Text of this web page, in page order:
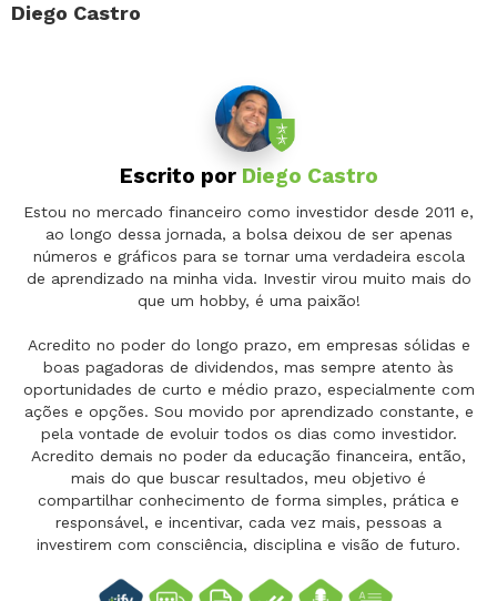
Diego Castro
Escrito por Diego Castro
Estou no mercado financeiro como investidor desde 2011 e,
ao longo dessa jornada, a bolsa deixou de ser apenas
números e gráficos para se tornar uma verdadeira escola
de aprendizado na minha vida. Investir virou muito mais do
que um hobby, é uma paixão!
Acredito no poder do longo prazo, em empresas sólidas e
boas pagadoras de dividendos, mas sempre atento às
oportunidades de curto e médio prazo, especialmente com
ações e opções. Sou movido por aprendizado constante, e
pela vontade de evoluir todos os dias como investidor.
Acredito demais no poder da educação financeira, então,
mais do que buscar resultados, meu objetivo é
compartilhar conhecimento de forma simples, prática e
responsável, e incentivar, cada vez mais, pessoas a
investirem com consciência, disciplina e visão de futuro.